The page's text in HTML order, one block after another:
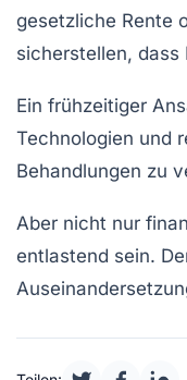
gesetzliche Rente
sicherstellen, dass
Ein frühzeitiger
Technologien und
Behandlungen zu
Aber nicht nur
entlastend sein.